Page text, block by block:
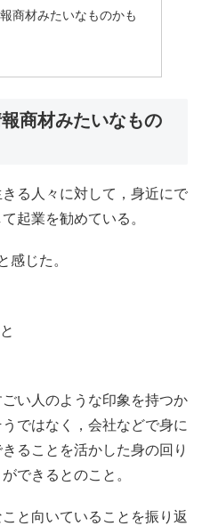
商材みたいなものかも
商材みたいなもの
る人々に対して，身近にで
起業を勧めている。
感じた。
い人のような印象を持つか
ではなく，会社などで身に
ることを活かした身の回り
できるとのこと。
と向いていることを振り返